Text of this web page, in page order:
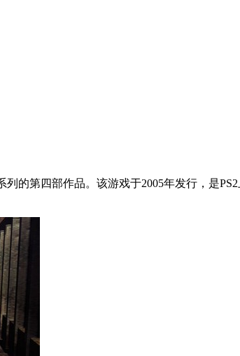
的第四部作品。该游戏于2005年发行，是